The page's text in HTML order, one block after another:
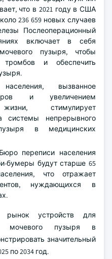
что в 2021 году в США
236 659 новых случаев
Послеоперационный
включает в себя
пузыря, чтобы
тромбов и обеспечить
вызванное
и увеличением
жизни, стимулирует
системы непрерывного
в медицинских
переписи населения
бумеры будут старше 65
что отражает
нуждающихся в
рынок устройств для
мочевого пузыря в
значительный
по 2034 год.